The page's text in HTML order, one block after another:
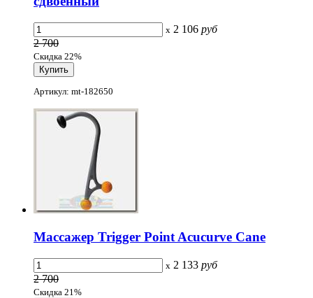
x 2 106 руб
2 700
Скидка 22%
Артикул: mt-182650
Массажер Trigger Point Acucurve Cane
x 2 133 руб
2 700
Скидка 21%